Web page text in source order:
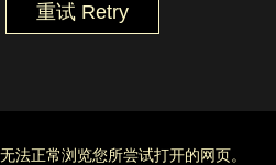
重试 Retry
法正常浏览您所尝试打开的网页。